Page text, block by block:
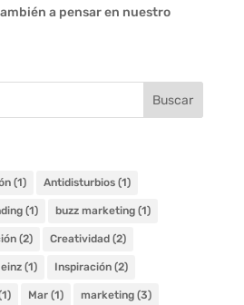
a pensar en nuestro
(1) Antidisturbios(1)
(1) buzz marketing(1)
(2) Creatividad(2)
(1) Inspiración(2)
Mar(1) marketing(3)